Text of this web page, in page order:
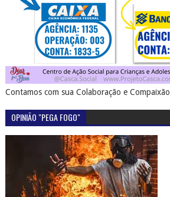
Contamos com sua Colaboração e Compaixão
OPINIÃO "PEGA FOGO"